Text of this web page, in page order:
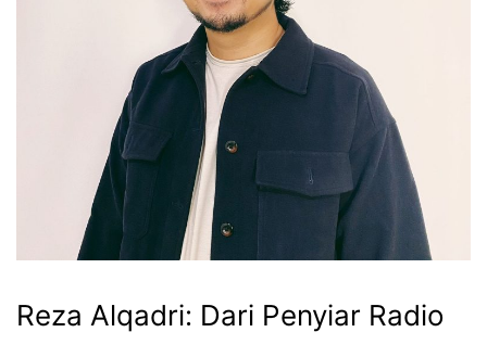
Reza Alqadri: Dari Penyiar Radio